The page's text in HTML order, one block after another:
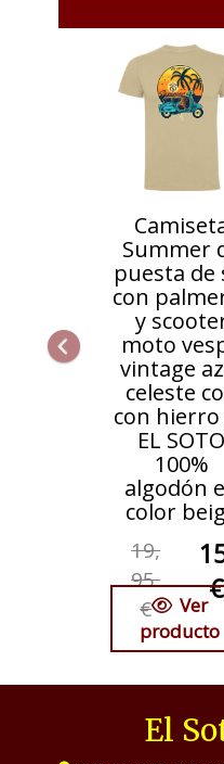
Summer
puesta de
con
y
moto
vintage
celeste
con hierro
EL SOTO
100%
algodón
color
19,
95
€
€
Ver
producto
Anterior
El